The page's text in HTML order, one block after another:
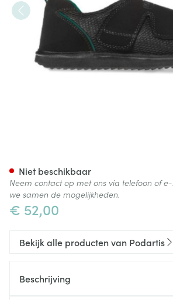
€ 52,00
Niet beschikbaar
Neem contact op met ons via telefoon of
we samen de mogelijkheden.
Bekijk alle producten van Podartis
Beschrijving